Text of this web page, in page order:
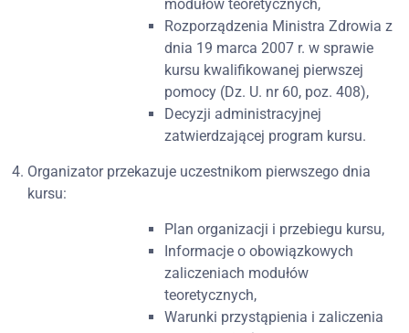
modułów teoretycznych,
Rozporządzenia Ministra Zdrowia z
dnia 19 marca 2007 r. w sprawie
kursu kwalifikowanej pierwszej
pomocy (Dz. U. nr 60, poz. 408),
Decyzji administracyjnej
zatwierdzającej program kursu.
Organizator przekazuje uczestnikom pierwszego dnia
kursu:
Plan organizacji i przebiegu kursu,
Informacje o obowiązkowych
zaliczeniach modułów
teoretycznych,
Warunki przystąpienia i zaliczenia